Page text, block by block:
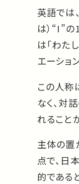
英語では
は）“I”
は「わた
エーショ
この人称
なく、対
れること
主体の置
点で、日
的である